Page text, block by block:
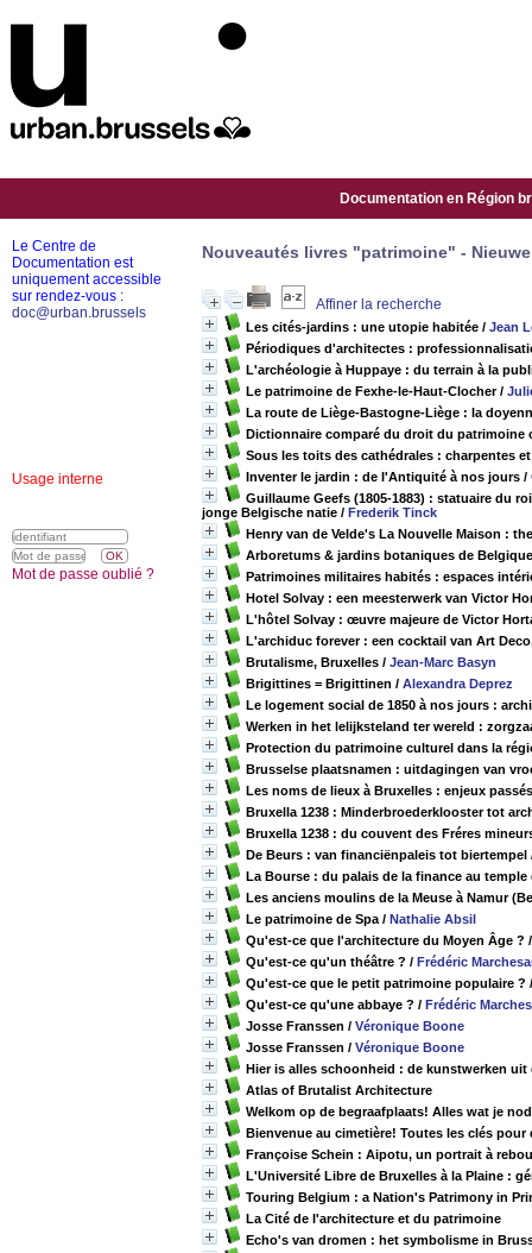
Documentation en Région
Nouveautés livres "patrimoine" -
Affiner la recherche
Les cités-jardins : une utopie habitée / Jean
Périodiques d'architectes :
L'archéologie à Huppaye : du terrain à la
Le patrimoine de Fexhe-le-Haut-Clocher/
La route de Liège-Bastogne-Liège : la
Dictionnaire comparé du droit du patrimoine
Sous les toits des cathédrales : charpentes
Inventer le jardin : de l'Antiquité à nos jours /
Guillaume Geefs (1805-1883) : statuaire du
jonge Belgische natie / Frederik Tinck
Henry van de Velde's La Nouvelle Maison :
Arboretums & jardins botaniques de
Patrimoines militaires habités : espaces
Hotel Solvay : een meesterwerk van Victor
L'hôtel Solvay : œuvre majeure de Victor
L'archiduc forever : een cocktail van Art
Brutalisme, Bruxelles / Jean-Marc Basyn
Brigittines = Brigittinen / Alexandra Deprez
Le logement social de 1850 à nos jours :
Werken in het lelijksteland ter wereld :
Protection du patrimoine culturel dans la
Brusselse plaatsnamen : uitdagingen van
Les noms de lieux à Bruxelles : enjeux
Bruxella 1238 : Minderbroederklooster tot
Bruxella 1238 : du couvent des Fréres
De Beurs : van financiënpaleis tot biertempel
La Bourse : du palais de la finance au temple
Les anciens moulins de la Meuse à Namur
Le patrimoine de Spa / Nathalie Absil
Qu'est-ce que l'architecture du Moyen Âge ?
Qu'est-ce qu'un théâtre ? / Frédéric
Qu'est-ce que le petit patrimoine populaire ?
Qu'est-ce qu'une abbaye ? / Frédéric
Josse Franssen / Véronique Boone
Josse Franssen / Véronique Boone
Hier is alles schoonheid : de kunstwerken
Atlas of Brutalist Architecture
Welkom op de begraafplaats! Alles wat je
Bienvenue au cimetière! Toutes les clés
Françoise Schein : Aipotu, un portrait à
L'Université Libre de Bruxelles à la Plaine :
Touring Belgium : a Nation's Patrimony in
La Cité de l'architecture et du patrimoine
Echo's van dromen : het symbolisme in
Le Centre de
Documentation est
uniquement accessible
sur rendez-vous :
doc@urban.brussels
Usage interne
Mot de passe oublié ?